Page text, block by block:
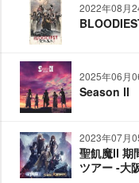
2022年08月
2025年06月
Season Ⅱ
2023年07月
聖飢魔Ⅱ 期
ツアー -大